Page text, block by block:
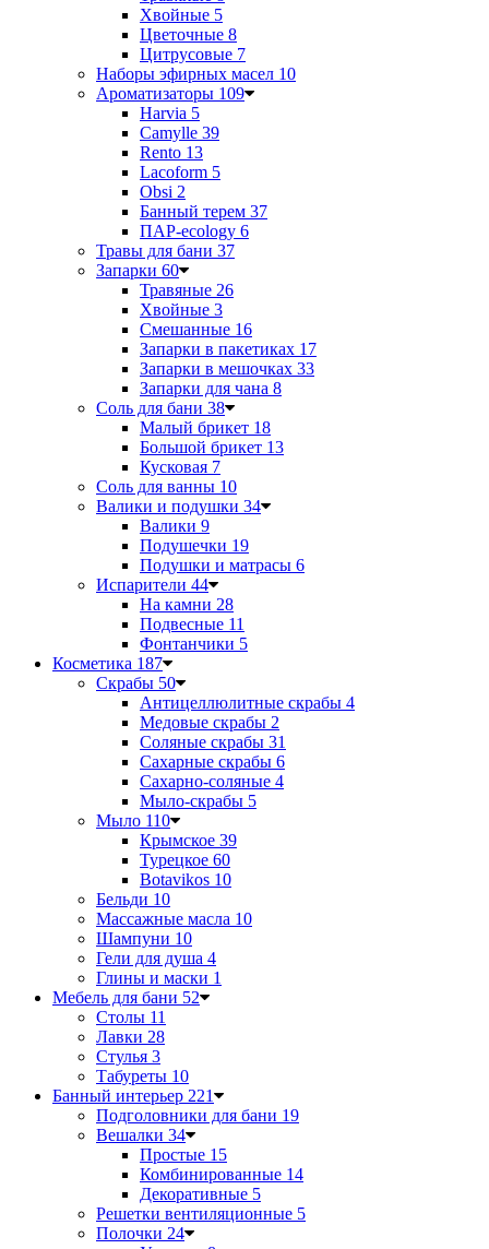
Хвойные 5
Цветочные 8
Цитрусовые 7
Наборы эфирных масел 10
Ароматизаторы 109
Harvia 5
Camylle 39
Rento 13
Lacoform 5
Obsi 2
Банный терем 37
ПАР-ecology 6
Травы для бани 37
Запарки 60
Травяные 26
Хвойные 3
Смешанные 16
Запарки в пакетиках 17
Запарки в мешочках 33
Запарки для чана 8
Соль для бани 38
Малый брикет 18
Большой брикет 13
Кусковая 7
Соль для ванны 10
Валики и подушки 34
Валики 9
Подушечки 19
Подушки и матрасы 6
Испарители 44
На камни 28
Подвесные 11
Фонтанчики 5
Косметика 187
Скрабы 50
Антицеллюлитные скрабы 4
Медовые скрабы 2
Соляные скрабы 31
Сахарные скрабы 6
Сахарно-соляные 4
Мыло-скрабы 5
Мыло 110
Крымское 39
Турецкое 60
Botavikos 10
Бельди 10
Массажные масла 10
Шампуни 10
Гели для душа 4
Глины и маски 1
Мебель для бани 52
Столы 11
Лавки 28
Стулья 3
Табуреты 10
Банный интерьер 221
Подголовники для бани 19
Вешалки 34
Простые 15
Комбинированные 14
Декоративные 5
Решетки вентиляционные 5
Полочки 24